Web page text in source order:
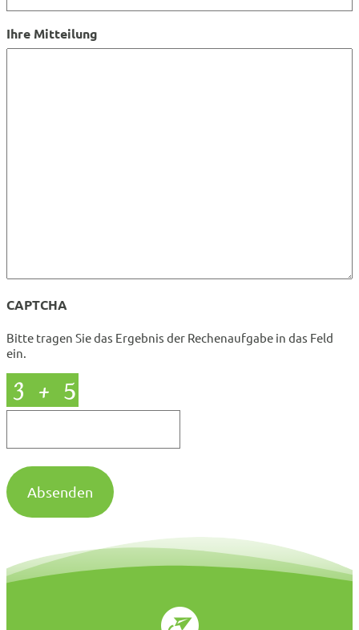
Ihre Mitteilung
CAPTCHA
Bitte tragen Sie das Ergebnis der Rechenaufgabe in das Feld
ein.